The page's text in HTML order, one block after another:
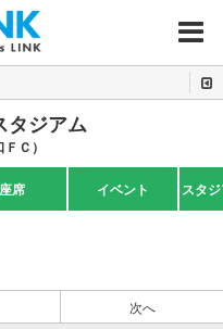
MENU
タジアム
Ｃ）
座席 イベント スタ
次へ